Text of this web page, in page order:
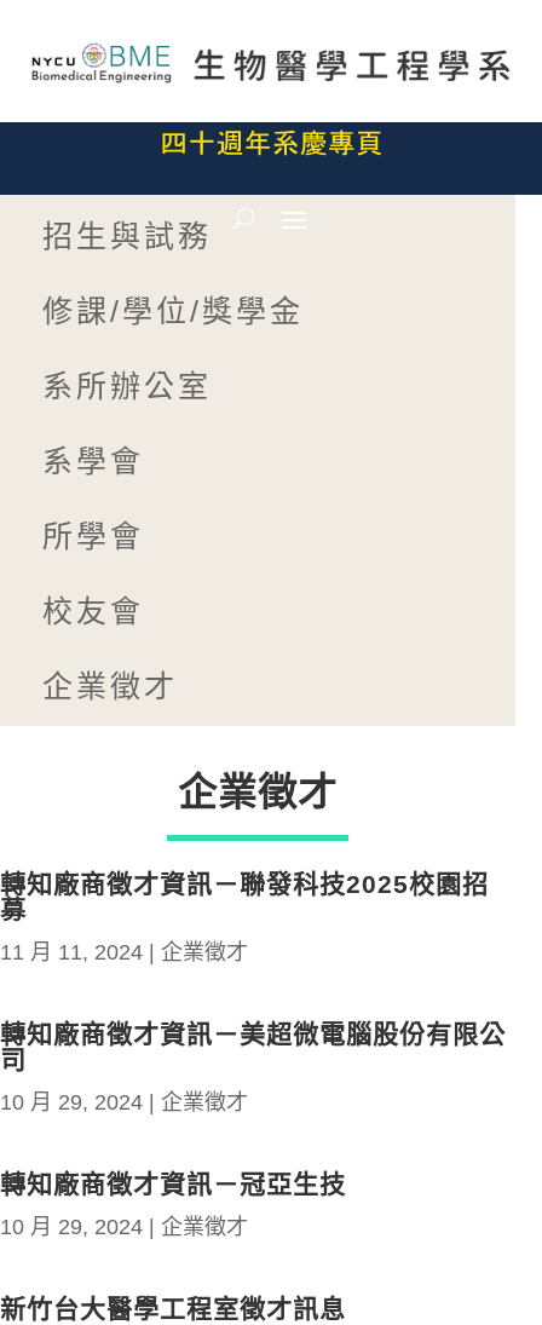
招生與試務
修課/學位/獎學金
系所辦公室
系學會
所學會
校友會
企業徵才
企業徵才
轉知廠商徵才資訊－聯發科技2025校園招
募
11 月 11, 2024 企業徵才
轉知廠商徵才資訊－美超微電腦股份有限公
司
10 月 29, 2024 企業徵才
轉知廠商徵才資訊－冠亞生技
10 月 29, 2024 企業徵才
新竹台大醫學工程室徵才訊息